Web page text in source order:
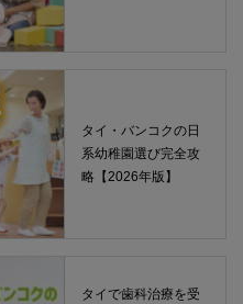
タイ・バンコクの日
系幼稚園選び完全攻
略【2026年版】
タイで歯科治療を受